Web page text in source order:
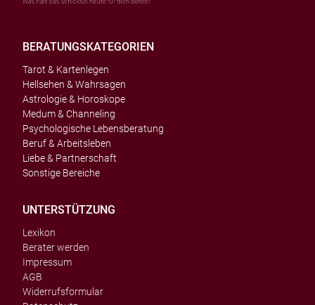
BERATUNGSKATEGORIEN
Tarot & Kartenlegen
Hellsehen & Wahrsagen
Astrologie & Horoskope
Medum & Channeling
Psychologische Lebensberatung
Beruf & Arbeitsleben
Liebe & Partnerschaft
Sonstige Bereiche
UNTERSTÜTZUNG
Lexikon
Berater werden
Impressum
AGB
Widerrufsformular